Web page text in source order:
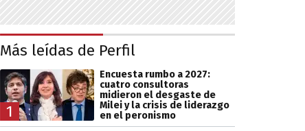
Más leídas de Perfil
1
Encuesta rumbo a 2027:
cuatro consultoras
midieron el desgaste de
Milei y la crisis de liderazgo
en el peronismo